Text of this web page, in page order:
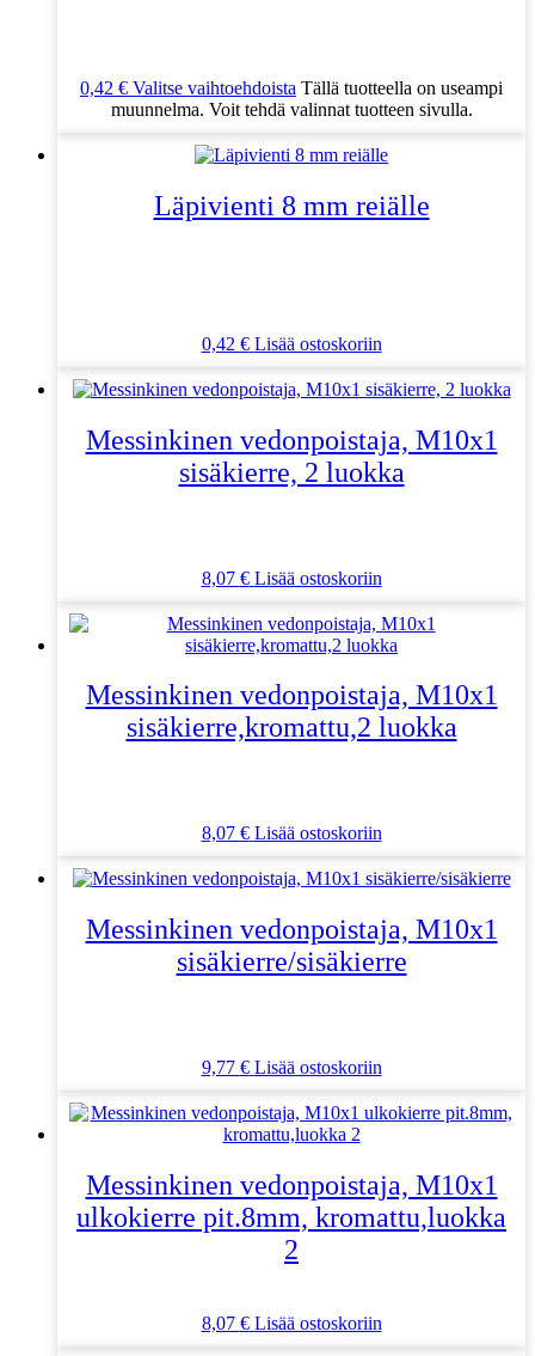
0,42 € Valitse vaihtoehdoista Tällä tuotteella on useampi
muunnelma. Voit tehdä valinnat tuotteen sivulla.
Läpivienti 8 mm reiälle
0,42 € Lisää ostoskoriin
Messinkinen vedonpoistaja, M10x1
sisäkierre, 2 luokka
8,07 € Lisää ostoskoriin
Messinkinen vedonpoistaja, M10x1
sisäkierre,kromattu,2 luokka
8,07 € Lisää ostoskoriin
Messinkinen vedonpoistaja, M10x1
sisäkierre/sisäkierre
9,77 € Lisää ostoskoriin
Messinkinen vedonpoistaja, M10x1
ulkokierre pit.8mm, kromattu,luokka
2
8,07 € Lisää ostoskoriin